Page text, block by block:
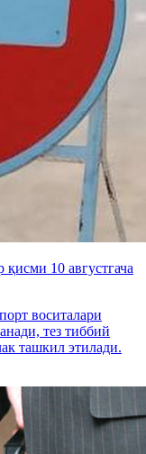
10 августгача
воситалари
тез тиббий
ташкил этилади.